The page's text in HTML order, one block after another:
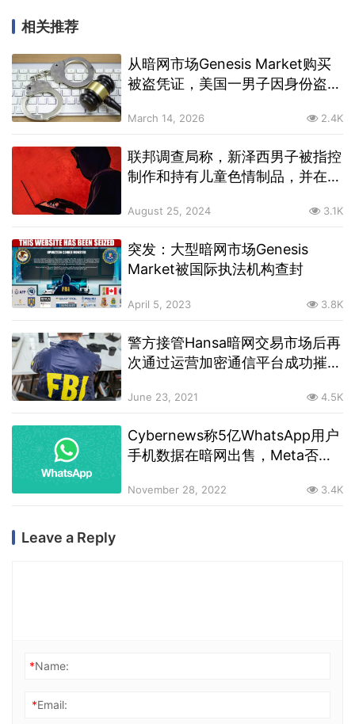
相关推荐
从暗网市场Genesis Market购买
被盗凭证，美国一男子因身份盗窃
March 14, 2026 2.4K
联邦调查局称，新泽西男子被指控
制作和持有儿童色情制品，并在暗
August 25, 2024 3.1K
突发：大型暗网市场Genesis
Market被国际执法机构查封
April 5, 2023 3.8K
警方接管Hansa暗网交易市场后再
次通过运营加密通信平台成功摧毁
June 23, 2021 4.5K
Cyber​​news称5亿WhatsApp用户
手机数据在暗网出售，Meta否认
November 28, 2022 3.4K
Leave a Reply
*Name:
*Email: